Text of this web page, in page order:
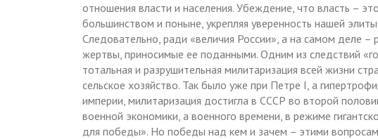
отношения власти и населения. Убеждение, что власть –
большинством и поныне, укрепляя уверенность нашей
Следовательно, ради «величия России», а на самом деле
жертвы, приносимые ее поданными. Одним из следствий
тотальная и разрушительная милитаризация всей жизни
сельское хозяйство. Так было уже при Петре I, а
империи, милитаризация достигла в СССР во второй
военной экономики, а военного времени, в режиме
для победы». Но победы над кем и зачем – этими